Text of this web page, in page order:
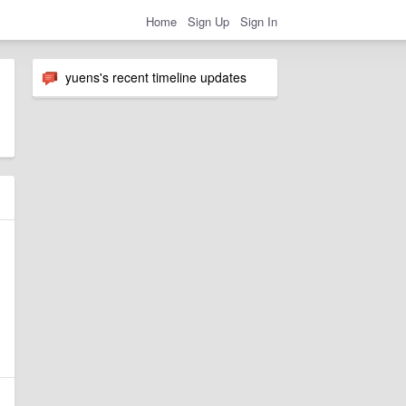
Home Sign Up Sign In
yuens's recent timeline updates